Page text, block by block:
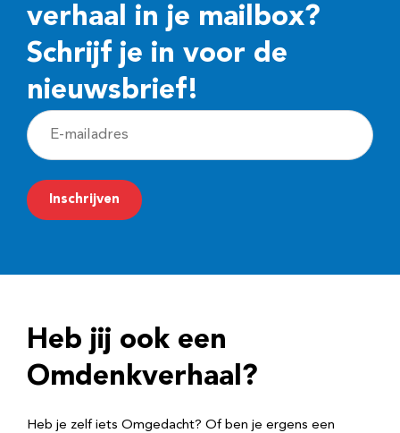
verhaal in je mailbox?
Schrijf je in voor de
nieuwsbrief!
E
-
m
a
r
e
Inschrijven
Heb jij ook een
Omdenkverhaal?
Heb je zelf iets Omgedacht? Of ben je ergens een